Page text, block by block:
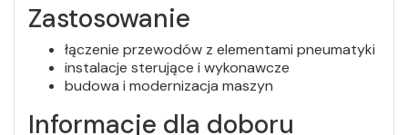
Zastosowanie
łączenie przewodów z elementami pneumatyki
instalacje sterujące i wykonawcze
budowa i modernizacja maszyn
Informacje dla doboru